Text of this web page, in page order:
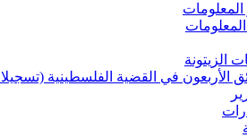
الزيتونة
الأربعون في القضية الفلسطينية